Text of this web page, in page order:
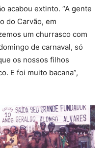
acabou extinto. “A gente
do Carvão, em
um churrasco com
de carnaval, só
os nossos filhos
E foi muito bacana”,